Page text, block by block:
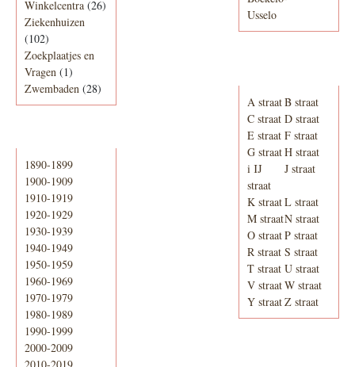
Winkelcentra (26)
Ziekenhuizen
(102)
Zoekplaatjes en
Vragen (1)
Zwembaden (28)
1890-1899
1900-1909
1910-1919
1920-1929
1930-1939
1940-1949
1950-1959
1960-1969
1970-1979
1980-1989
1990-1999
2000-2009
Usselo
A straatB straat
C straat D straat
E straat F straat
G straatH straat
i IJ
straat
J straat
K straatL straat
M straatN straat
O straatP straat
R straat S straat
T straat U straat
V straatW straat
Y straatZ straat